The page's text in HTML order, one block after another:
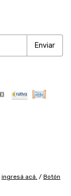
ingresá acá. / Botón